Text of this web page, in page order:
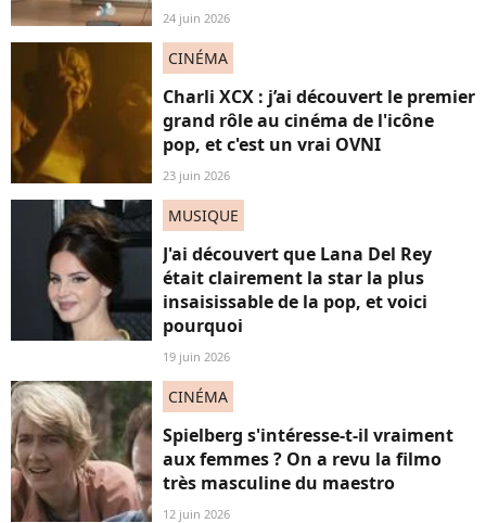
24 juin 2026
CINÉMA
Charli XCX : j’ai découvert le premier
grand rôle au cinéma de l'icône
pop, et c'est un vrai OVNI
23 juin 2026
MUSIQUE
J'ai découvert que Lana Del Rey
était clairement la star la plus
insaisissable de la pop, et voici
pourquoi
19 juin 2026
CINÉMA
Spielberg s'intéresse-t-il vraiment
aux femmes ? On a revu la filmo
très masculine du maestro
12 juin 2026